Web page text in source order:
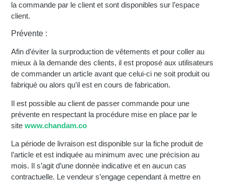
la commande par le client et sont disponibles sur l’espace
client.
Prévente :
Afin d’éviter la surproduction de vêtements et pour coller au
mieux à la demande des clients, il est proposé aux utilisateurs
de commander un article avant que celui-ci ne soit produit ou
fabriqué ou alors qu’il est en cours de fabrication.
Il est possible au client de passer commande pour une
prévente en respectant la procédure mise en place par le
sitewww.chandam.co
La période de livraison est disponible sur la fiche produit de
l’article et est indiquée au minimum avec une précision au
mois. Il s’agit d’une donnée indicative et en aucun cas
contractuelle. Le vendeur s’engage cependant à mettre en